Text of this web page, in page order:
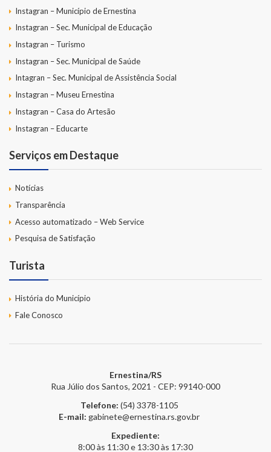
Instagran – Município de Ernestina
Instagran – Sec. Municipal de Educação
Instagran – Turismo
Instagran – Sec. Municipal de Saúde
Intagran – Sec. Municipal de Assistência Social
Instagran – Museu Ernestina
Instagran – Casa do Artesão
Instagran – Educarte
Serviços em Destaque
Notícias
Transparência
Acesso automatizado – Web Service
Pesquisa de Satisfação
Turista
História do Município
Fale Conosco
Ernestina/RS
Rua Júlio dos Santos, 2021 - CEP: 99140-000
Telefone: (54) 3378-1105
E-mail: gabinete@ernestina.rs.gov.br
Expediente:
8:00 às 11:30 e 13:30 às 17:30